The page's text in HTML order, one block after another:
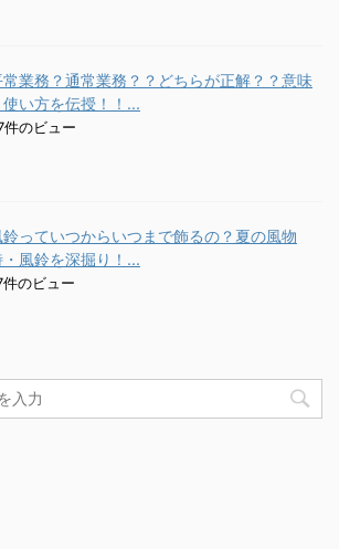
常業務？通常業務？？どちらが正解？？意味
使い方を伝授！！...
件のビュー
鈴っていつからいつまで飾るの？夏の風物
・風鈴を深掘り！...
件のビュー